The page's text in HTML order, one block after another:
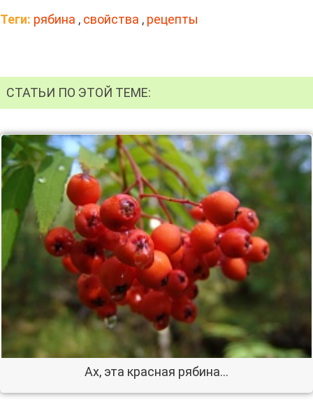
Теги: рябина , свойства , рецепты
СТАТЬИ ПО ЭТОЙ ТЕМЕ:
Ах, эта красная рябина...